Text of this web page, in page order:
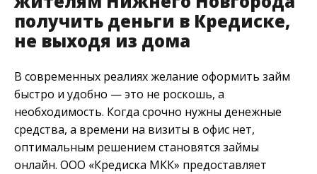
получить деньги в Кредиске,
не выходя из дома
В современных реалиях желание оформить займ
быстро и удобно — это не роскошь, а
необходимость. Когда срочно нужны денежные
средства, а времени на визиты в офис нет,
оптимальным решением становятся займы
онлайн. ООО «Кредиска МКК» предоставляет